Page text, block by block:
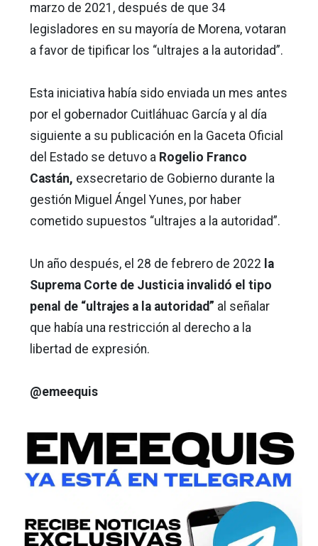
marzo de 2021, después de que 34
legisladores en su mayoría de Morena, votaran
a favor de tipificar los “ultrajes a la autoridad”.
Esta iniciativa había sido enviada un mes antes
por el gobernador Cuitláhuac García y al día
siguiente a su publicación en la Gaceta Oficial
del Estado se detuvo a Rogelio Franco
Castán, exsecretario de Gobierno durante la
gestión Miguel Ángel Yunes, por haber
cometido supuestos “ultrajes a la autoridad”.
Un año después, el 28 de febrero de 2022 la
Suprema Corte de Justicia invalidó el tipo
penal de “ultrajes a la autoridad” al señalar
que había una restricción al derecho a la
libertad de expresión.
@emeequis